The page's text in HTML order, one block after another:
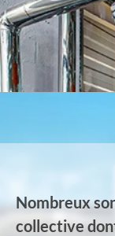
Nombreux
collective